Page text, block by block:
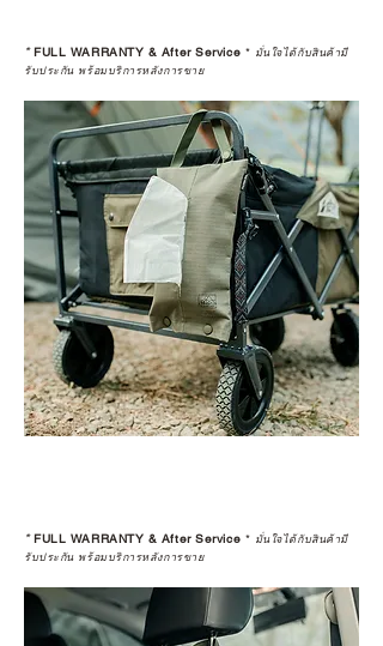
*FULL WARRANTY & After Service * มั่นใจได้กับสินค้ามี
รับประกัน พร้อมบริการหลังการขาย
*FULL WARRANTY & After Service * มั่นใจได้กับสินค้ามี
รับประกัน พร้อมบริการหลังการขาย